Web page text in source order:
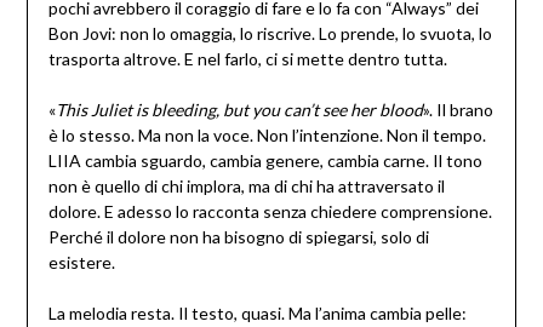
pochi avrebbero il coraggio di fare e lo fa con “Always” dei
Bon Jovi: non lo omaggia, lo riscrive. Lo prende, lo svuota, lo
trasporta altrove. E nel farlo, ci si mette dentro tutta.
«This Juliet is bleeding, but you can’t see her blood». Il brano
è lo stesso. Ma non la voce. Non l’intenzione. Non il tempo.
LIIA cambia sguardo, cambia genere, cambia carne. Il tono
non è quello di chi implora, ma di chi ha attraversato il
dolore. E adesso lo racconta senza chiedere comprensione.
Perché il dolore non ha bisogno di spiegarsi, solo di
esistere.
La melodia resta. Il testo, quasi. Ma l’anima cambia pelle: